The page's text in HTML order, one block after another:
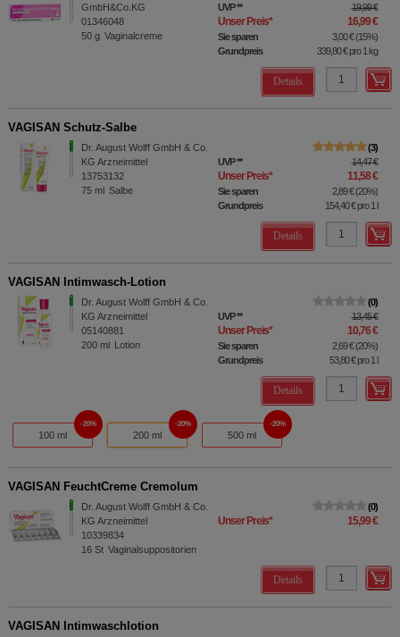
GmbH&Co.KG
01346048
50 g Vaginalcreme
UVP** 19,99 €
Unser Preis* 16,99 €
Sie sparen 3,00 €(15%)
Grundpreis
339,80 €pro 1 kg
Details
VAGISAN Schutz-Salbe
Dr. August Wolff GmbH & Co.
KG Arzneimittel
13753132
75 ml Salbe
3
UVP** 14,47 €
Unser Preis* 11,58 €
Sie sparen 2,89 €(20%)
Grundpreis
154,40 €pro 1 l
Details
VAGISAN Intimwasch-Lotion
Dr. August Wolff GmbH & Co.
KG Arzneimittel
05140881
200 ml Lotion
0
UVP** 13,45 €
Unser Preis* 10,76 €
Sie sparen 2,69 €(20%)
Grundpreis
53,80 €pro 1 l
Details
100 ml
20%
200 ml
20%
500 ml
20%
VAGISAN FeuchtCreme Cremolum
Dr. August Wolff GmbH & Co.
KG Arzneimittel
10339834
16 St Vaginalsuppositorien
0
Unser Preis* 15,99 €
Details
VAGISAN Intimwaschlotion